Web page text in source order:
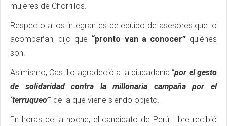
mujeres de Chorrillos.
Respecto a los integrantes de equipo de asesores que lo
acompañan, dijo que “pronto van a conocer”quiénes
son.
Asimismo, Castillo agradeció a la ciudadanía “por el gesto
de solidaridad contra la millonaria campaña por el
‘terruqueo’” de la que viene siendo objeto.
En horas de la noche, el candidato de Perú Libre recibió